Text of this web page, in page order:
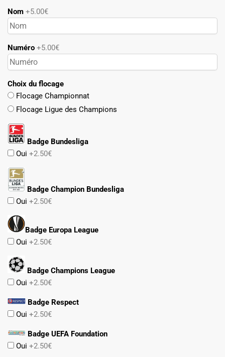
Nom +5.00€
Numéro +5.00€
Choix du flocage
Flocage Championnat
Flocage Ligue des Champions
Badge Bundesliga
Oui +2.50€
Badge Champion Bundesliga
Oui +2.50€
Badge Europa League
Oui +2.50€
Badge Champions League
Oui +2.50€
Badge Respect
Oui +2.50€
Badge UEFA Foundation
Oui +2.50€